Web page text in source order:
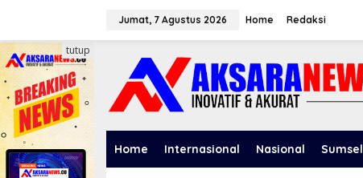
e
k
o
n
t
Jumat, 7 Agustus 2026 Home Redaksi
Home Internasional Nasional Sumsel
tutup